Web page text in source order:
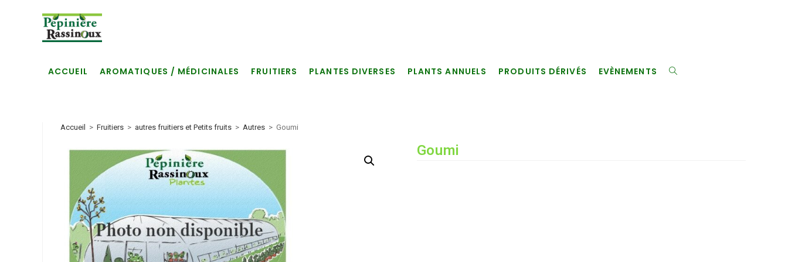
ACCUEIL AROMATIQUES / MÉDICINALES FRUITIERS PLANTES DIVERSES PLANTS ANNUELS PRODUITS DÉRIVÉS EVÈNEMENTS TOGGLE
Accueil > Fruitiers > autres fruitiers et Petits fruits > Autres > Goumi
Goumi